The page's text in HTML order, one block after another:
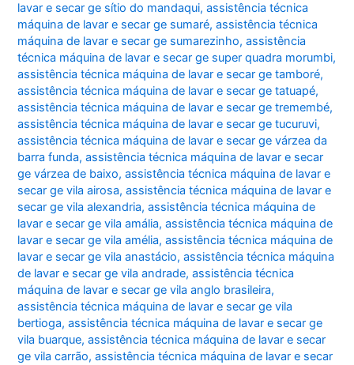
lavar e secar ge sítio do mandaqui,assistência técnica
máquina de lavar e secar ge sumaré,assistência técnica
máquina de lavar e secar ge sumarezinho,assistência
técnica máquina de lavar e secar ge super quadra morumbi,
assistência técnica máquina de lavar e secar ge tamboré,
assistência técnica máquina de lavar e secar ge tatuapé,
assistência técnica máquina de lavar e secar ge tremembé,
assistência técnica máquina de lavar e secar ge tucuruvi,
assistência técnica máquina de lavar e secar ge várzea da
barra funda,assistência técnica máquina de lavar e secar
ge várzea de baixo,assistência técnica máquina de lavar e
secar ge vila airosa,assistência técnica máquina de lavar e
secar ge vila alexandria,assistência técnica máquina de
lavar e secar ge vila amália,assistência técnica máquina de
lavar e secar ge vila amélia,assistência técnica máquina de
lavar e secar ge vila anastácio,assistência técnica máquina
de lavar e secar ge vila andrade,assistência técnica
máquina de lavar e secar ge vila anglo brasileira,
assistência técnica máquina de lavar e secar ge vila
bertioga,assistência técnica máquina de lavar e secar ge
vila buarque,assistência técnica máquina de lavar e secar
ge vila carrão,assistência técnica máquina de lavar e secar